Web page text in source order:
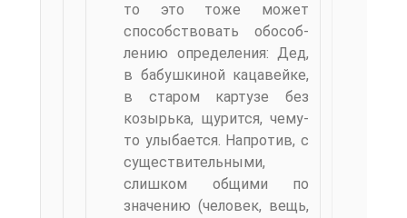
то это тоже может
способствовать обособ­
лению определения: Дед,
в бабушкиной кацавейке,
в старом картузе без
козырька, щурится, чему-
то улыбается. Напротив, с
существительными,
слишком общими по
значению (человек, вещь,